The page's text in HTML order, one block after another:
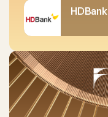
HDBank